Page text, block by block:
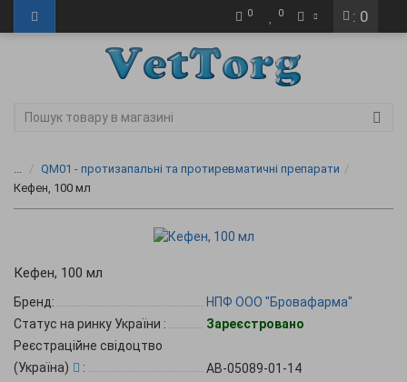
: 0
0 0
...
QM01 - протизапальні та протиревматичні препарати
Кефен, 100 мл
Кефен, 100 мл
Бренд:
НПФ ООО "Бровафарма"
Статус на ринку України :
Зареєстровано
Реєстраційне свідоцтво
(Україна)
:
AB-05089-01-14